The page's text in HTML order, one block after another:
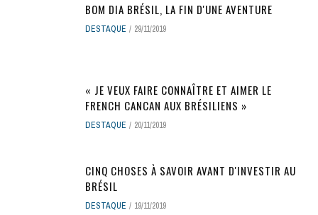
BOM DIA BRÉSIL, LA FIN D'UNE AVENTURE
DESTAQUE 29/11/2019
« JE VEUX FAIRE CONNAÎTRE ET AIMER LE
FRENCH CANCAN AUX BRÉSILIENS »
DESTAQUE 20/11/2019
CINQ CHOSES À SAVOIR AVANT D'INVESTIR AU
BRÉSIL
DESTAQUE 19/11/2019